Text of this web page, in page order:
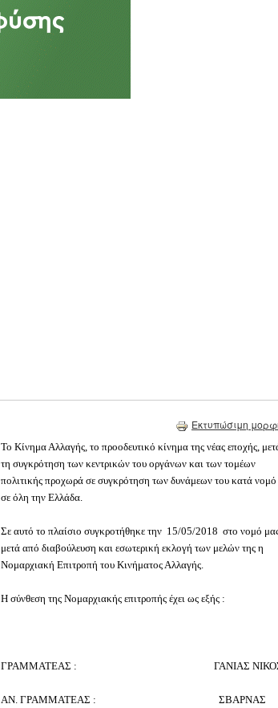
Εκτυπώσιμη
Το Κίνημα Αλλαγής, το προοδευτικό κίνημα της νέας εποχής,
τη συγκρότηση των κεντρικών του οργάνων και των τομέων
πολιτικής προχωρά σε συγκρότηση των δυνάμεων του κατά νομό
σε όλη την Ελλάδα.
Σε αυτό το πλαίσιο συγκροτήθηκε την 15/05/2018 στο νομό
μετά από διαβούλευση και εσωτερική εκλογή των μελών της η
Νομαρχιακή Επιτροπή του Κινήματος Αλλαγής.
Η σύνθεση της Νομαρχιακής επιτροπής έχει ως εξής :
ΓΡΑΜΜΑΤΕΑΣ : ΓΑΝΙΑΣ
ΑΝ. ΓΡΑΜΜΑΤΕΑΣ : ΣΒΑΡΝΑΣ